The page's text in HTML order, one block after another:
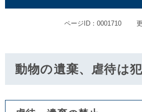
ページID：0001710
動物の遺棄、虐待は犯